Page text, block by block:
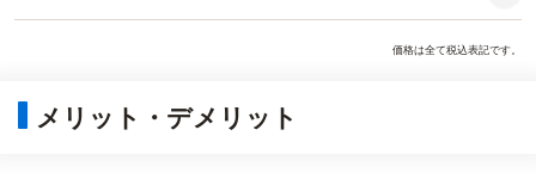
価格は全て税込表記です。
メリット・デメリット